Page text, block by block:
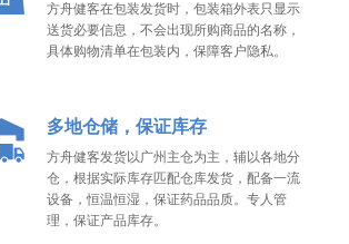
方舟健客在包装发货时，包装箱外表只显示
送货必要信息，不会出现所购商品的名称，
具体购物清单在包装内，保障客户隐私。
多地仓储，保证库存
方舟健客发货以广州主仓为主，辅以各地分
仓，根据实际库存匹配仓库发货，配备一流
设备，恒温恒湿，保证药品品质。专人管
理，保证产品库存。